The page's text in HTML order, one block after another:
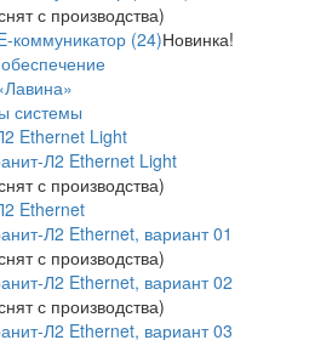
с производства)
коммуникатор (24)Новинка!
системы
Ethernet Light
Л2 Ethernet Light
с производства)
Ethernet
Л2 Ethernet, вариант 01
с производства)
Л2 Ethernet, вариант 02
с производства)
Л2 Ethernet, вариант 03